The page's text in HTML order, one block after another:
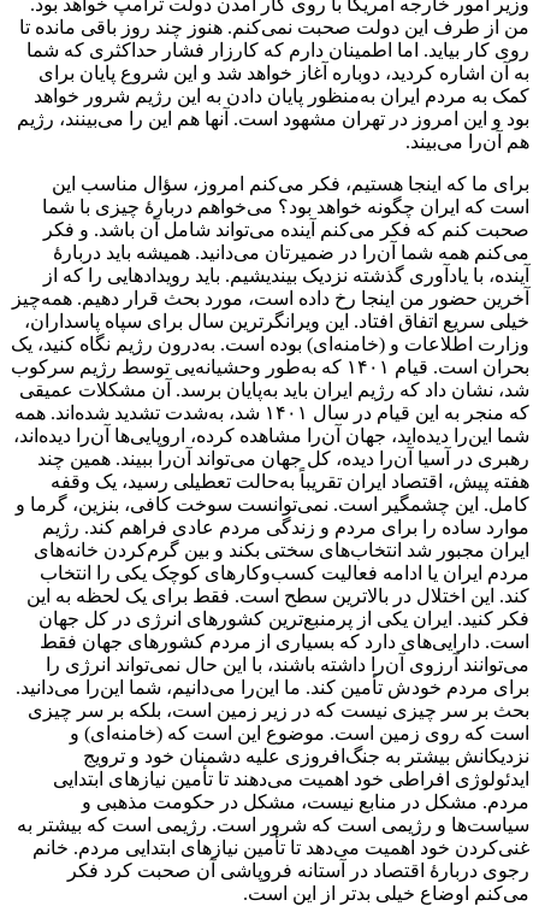
وزیر امور خارجه آمریکا با روی کار آمدن دولت ترامپ خواهد بود.
من از طرف این دولت صحبت نمی‌کنم. هنوز چند روز باقی مانده تا
روی کار بیاید. اما اطمینان دارم که کارزار فشار حداکثری که شما
به آن اشاره کردید، دوباره آغاز خواهد شد و این شروع پایان برای
کمک به مردم ایران به‌منظور پایان دادن به این رژیم شرور خواهد
بود و این امروز در تهران مشهود است. آنها هم این را می‌بینند، رژیم
هم آن‌را می‌بیند.
برای ما که اینجا هستیم، فکر می‌کنم امروز، سؤال مناسب این
است که ایران چگونه خواهد بود؟ می‌خواهم دربارهٔ چیزی با شما
صحبت کنم که فکر می‌کنم آینده می‌تواند شامل آن باشد. و فکر
می‌کنم همه شما آن‌را در ضمیرتان می‌دانید. همیشه باید دربارهٔ
آینده، با یادآوری گذشته نزدیک بیندیشیم. باید رویدادهایی را که از
آخرین حضور من اینجا رخ داده است، مورد بحث قرار دهیم. همه‌چیز
خیلی سریع اتفاق افتاد. این ویرانگرترین سال برای سپاه پاسداران،
وزارت اطلاعات و (خامنه‌ای) بوده است. به‌درون رژیم نگاه کنید، یک
بحران است. قیام ۱۴۰۱ که به‌طور وحشیانه‌یی توسط رژیم سرکوب
شد، نشان داد که رژیم ایران باید به‌پایان برسد. آن مشکلات عمیقی
که منجر به این قیام در سال ۱۴۰۱ شد، به‌شدت تشدید شده‌اند. همه
شما این‌را دیده‌اید، جهان آن‌را مشاهده کرده، اروپایی‌ها آن‌را دیده‌اند،
رهبری در آسیا آن‌را دیده، کل جهان می‌تواند آن‌را ببیند. همین چند
هفته پیش، اقتصاد ایران تقریباً به‌حالت تعطیلی رسید، یک وقفه
کامل. این چشمگیر است. نمی‌توانست سوخت کافی، بنزین، گرما و
موارد ساده را برای مردم و زندگی مردم عادی فراهم کند. رژیم
ایران مجبور شد انتخاب‌های سختی بکند و بین گرم‌کردن خانه‌های
مردم ایران یا ادامه فعالیت کسب‌وکارهای کوچک یکی را انتخاب
کند. این اختلال در بالاترین سطح است. فقط برای یک لحظه به این
فکر کنید. ایران یکی از پرمنبع‌ترین کشورهای انرژی در کل جهان
است. دارایی‌های دارد که بسیاری از مردم کشورهای جهان فقط
می‌توانند آرزوی آن‌را داشته باشند، با این حال نمی‌تواند انرژی را
برای مردم خودش تأمین کند. ما این‌را می‌دانیم، شما این‌را می‌دانید.
بحث بر سر چیزی نیست که در زیر زمین است، بلکه بر سر چیزی
است که روی زمین است. موضوع این است که (خامنه‌ای) و
نزدیکانش بیشتر به جنگ‌افروزی علیه دشمنان خود و ترویج
ایدئولوژی افراطی خود اهمیت می‌دهند تا تأمین نیازهای ابتدایی
مردم. مشکل در منابع نیست، مشکل در حکومت مذهبی و
سیاست‌ها و رژیمی است که شرور است. رژیمی است که بیشتر به
غنی‌کردن خود اهمیت می‌دهد تا تأمین نیازهای ابتدایی مردم. خانم
رجوی دربارهٔ اقتصاد در آستانه فروپاشی آن صحبت کرد فکر
می‌کنم اوضاع خیلی بدتر از این است.